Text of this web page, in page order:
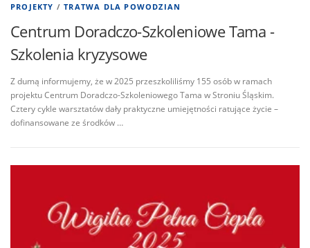
PROJEKTY /TRATWA DLA POWODZIAN
Centrum Doradczo-Szkoleniowe Tama -
Szkolenia kryzysowe
Z dumą informujemy, że w 2025 przeszkoliliśmy 155 osób w ramach
projektu Centrum Doradczo-Szkoleniowego Tama w Stroniu Śląskim.
Cztery cykle warsztatów dały praktyczne umiejętności ratujące życie –
dofinansowane ze środków …